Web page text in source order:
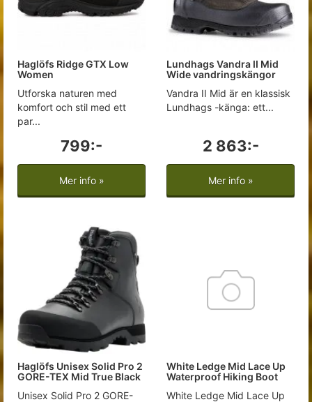
Haglöfs Ridge GTX Low
Women
Utforska naturen med
komfort och stil med ett
par...
799:-
Mer info »
Lundhags Vandra II Mid
Wide vandringskängor
Vandra II Mid är en klassisk
Lundhags -känga: ett...
2 863:-
Mer info »
Haglöfs Unisex Solid Pro 2
GORE-TEX Mid True Black
Unisex Solid Pro 2 GORE-
White Ledge Mid Lace Up
Waterproof Hiking Boot
White Ledge Mid Lace Up